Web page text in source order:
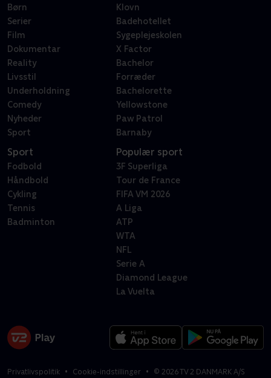
Børn
Serier
Film
Dokumentar
Reality
Livsstil
Underholdning
Comedy
Nyheder
Sport
Klovn
Badehotellet
Sygeplejeskolen
X Factor
Bachelor
Forræder
Bachelorette
Yellowstone
Paw Patrol
Barnaby
Sport
Fodbold
Håndbold
Cykling
Tennis
Badminton
Populær sport
3F Superliga
Tour de France
FIFA VM 2026
A Liga
ATP
WTA
NFL
Serie A
Diamond League
La Vuelta
Privatlivspolitik Cookie-indstillinger © 2026TV 2 DANMARK A/S